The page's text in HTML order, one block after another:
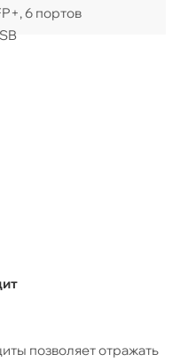
6 портов
позволяет отражать